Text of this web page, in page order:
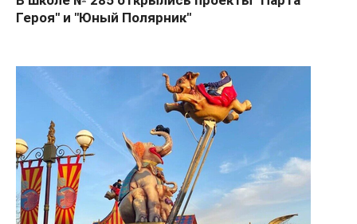
Героя" и "Юный Полярник"